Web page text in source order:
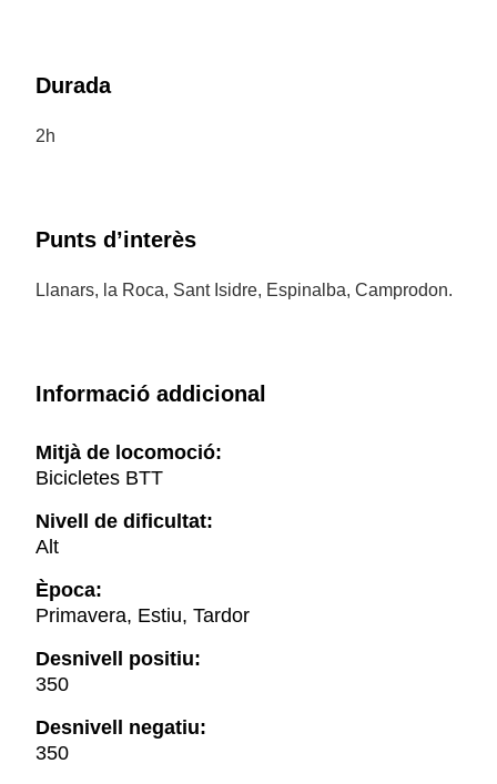
Durada
2h
Punts d’interès
Llanars, la Roca, Sant Isidre, Espinalba, Camprodon.
Informació addicional
Mitjà de locomoció:
Bicicletes BTT
Nivell de dificultat:
Alt
Època:
Primavera, Estiu, Tardor
Desnivell positiu:
350
Desnivell negatiu:
350